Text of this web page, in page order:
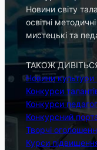
Новини світу
освітні методичні
мистецькі та
ТАКОЖ
Новини культури
Конкурси
Конкурси
Конкурсний
Творчі
Курси підвищення